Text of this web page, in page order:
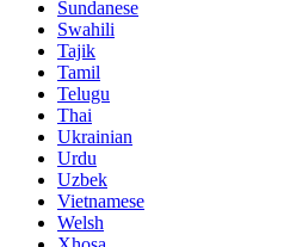
Sundanese
Swahili
Tajik
Tamil
Telugu
Thai
Ukrainian
Urdu
Uzbek
Vietnamese
Welsh